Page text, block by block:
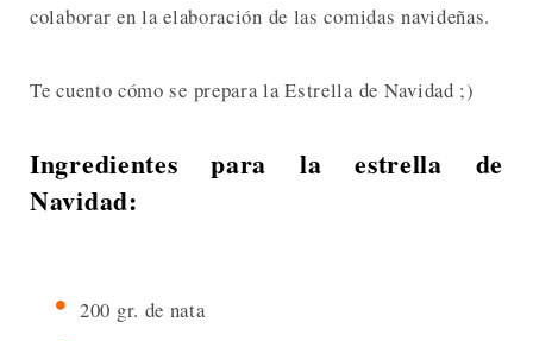
colaborar en la elaboración de las comidas navideñas.
Te cuento cómo se prepara la Estrella de Navidad ;)
Ingredientes para la estrella de
Navidad:
200 gr. de nata